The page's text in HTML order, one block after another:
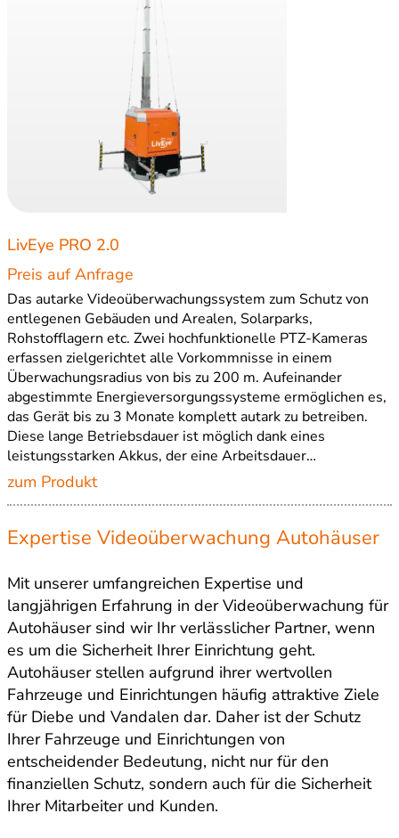
LivEye PRO 2.0
Preis auf Anfrage
Das autarke Videoüberwachungssystem zum Schutz von
entlegenen Gebäuden und Arealen, Solarparks,
Rohstofflagern etc. Zwei hochfunktionelle PTZ-Kameras
erfassen zielgerichtet alle Vorkommnisse in einem
Überwachungsradius von bis zu 200 m. Aufeinander
abgestimmte Energieversorgungssysteme ermöglichen es,
das Gerät bis zu 3 Monate komplett autark zu betreiben.
Diese lange Betriebsdauer ist möglich dank eines
leistungsstarken Akkus, der eine Arbeitsdauer…
zum Produkt
Expertise Videoüberwachung Autohäuser
Mit unserer umfangreichen Expertise und
langjährigen Erfahrung in der Videoüberwachung für
Autohäuser sind wir Ihr verlässlicher Partner, wenn
es um die Sicherheit Ihrer Einrichtung geht.
Autohäuser stellen aufgrund ihrer wertvollen
Fahrzeuge und Einrichtungen häufig attraktive Ziele
für Diebe und Vandalen dar. Daher ist der Schutz
Ihrer Fahrzeuge und Einrichtungen von
entscheidender Bedeutung, nicht nur für den
finanziellen Schutz, sondern auch für die Sicherheit
Ihrer Mitarbeiter und Kunden.